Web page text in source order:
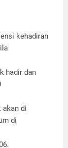
kehadiran
hadir dan
akan di
di